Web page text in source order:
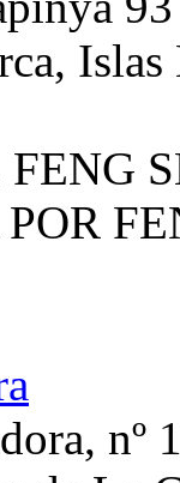
Islas
FENG
nº